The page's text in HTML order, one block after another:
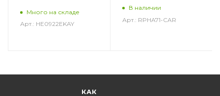
Много на складе
Арт.: HE0922EKAY
В наличии
Арт.: RPHA71-CAR
КАК